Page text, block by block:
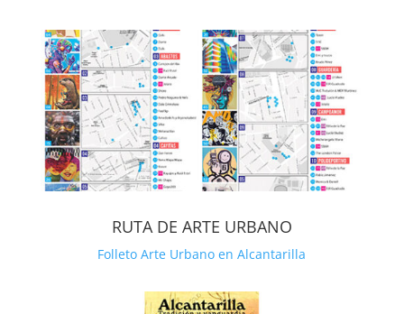
RUTA DE ARTE URBANO
Folleto Arte Urbano en Alcantarilla